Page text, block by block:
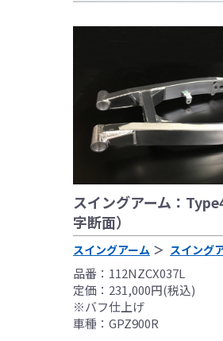
スイングアーム：
字断面）
スイングアーム スイング
品番：112NZCX037L
定価：231,000円(税込)
※バフ仕上げ
車種：GPZ900R